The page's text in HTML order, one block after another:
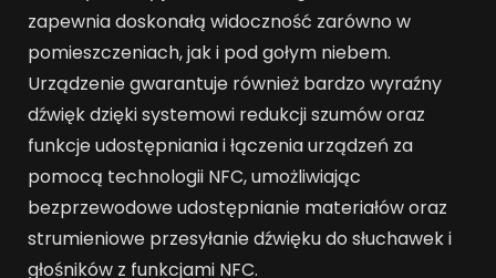
zapewnia doskonałą widoczność zarówno w
pomieszczeniach, jak i pod gołym niebem.
Urządzenie gwarantuje również bardzo wyraźny
dźwięk dzięki systemowi redukcji szumów oraz
funkcje udostępniania i łączenia urządzeń za
pomocą technologii NFC, umożliwiając
bezprzewodowe udostępnianie materiałów oraz
strumieniowe przesyłanie dźwięku do słuchawek i
głośników z funkcjami NFC.